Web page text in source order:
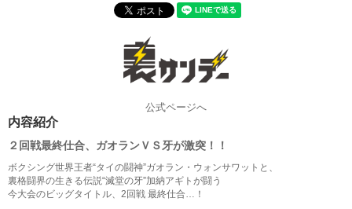
公式ページへ
内容紹介
２回戦最終仕合、ガオランＶＳ牙が激突！！
ボクシング世界王者“タイの闘神”ガオラン・ウォンサワットと、
裏格闘界の生きる伝説“滅堂の牙”加納アギトが闘う
今大会のビッグタイトル、2回戦 最終仕合…！